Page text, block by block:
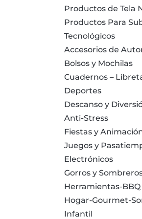
Productos de Tela
Productos Para
Tecnológicos
Accesorios de
Bolsos y Mochilas
Cuadernos –
Deportes
Descanso y
Anti-Stress
Fiestas y
Juegos y
Electrónicos
Gorros y
Herramientas-BBQ
Hogar-Gourmet-
Infantil